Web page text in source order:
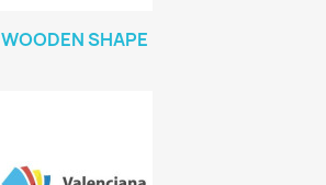
WOODEN SHAPE